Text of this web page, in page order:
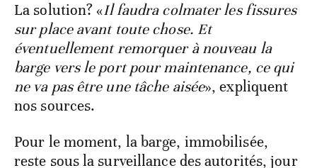
La solution? «Il faudra colmater les fissures
sur place avant toute chose. Et
éventuellement remorquer à nouveau la
barge vers le port pour maintenance, ce qui
ne va pas être une tâche aisée», expliquent
nos sources.
Pour le moment, la barge, immobilisée,
reste sous la surveillance des autorités, jour